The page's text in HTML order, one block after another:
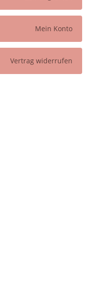
Mein Konto
Vertrag widerrufen